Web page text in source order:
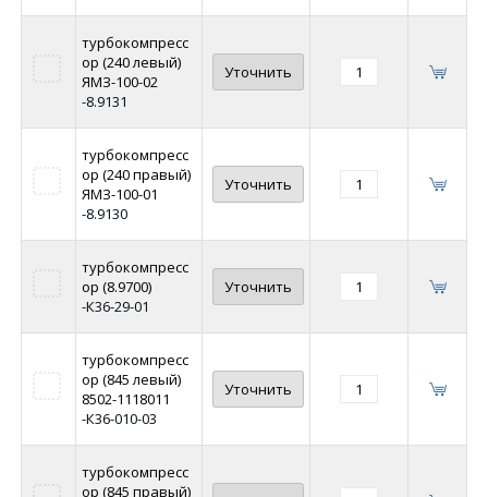
турбокомпресс
ор (240 левый)
ЯМЗ-100-02
-8.9131
Уточнить
турбокомпресс
ор (240 правый)
ЯМЗ-100-01
-8.9130
Уточнить
турбокомпресс
ор (8.9700)
-К36-29-01
Уточнить
турбокомпресс
ор (845 левый)
8502-1118011
-К36-010-03
Уточнить
турбокомпресс
ор (845 правый)